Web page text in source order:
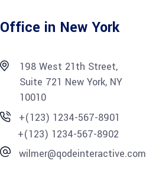
Office in New York
198 West 21th Street,
Suite 721 New York, NY
10010
+(123) 1234-567-8901
+(123) 1234-567-8902
wilmer@qodeinteractive.com